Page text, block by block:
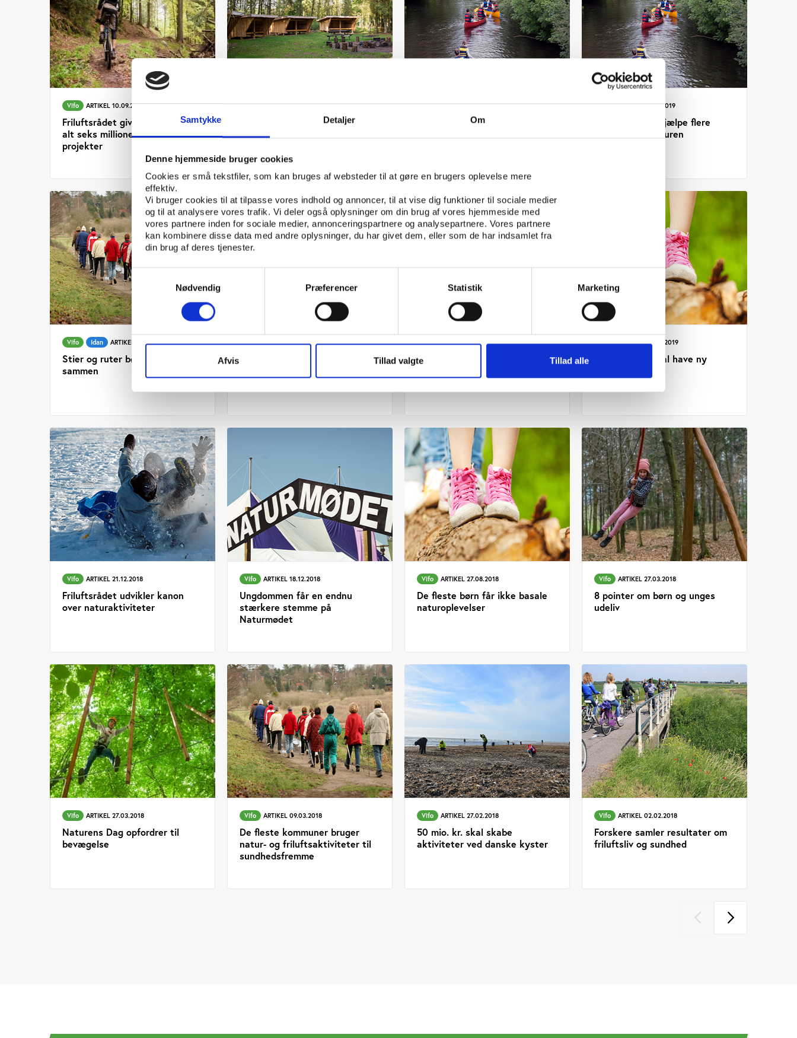
Samtykke Detaljer Om
Denne hjemmeside bruger cookies
Cookies er små tekstfiler, som kan bruges af websteder til at gøre en brugers oplevelse mere
effektiv.
Vi bruger cookies til at tilpasse vores indhold og annoncer, til at vise dig funktioner til sociale medier
og til at analysere vores trafik. Vi deler også oplysninger om din brug af vores hjemmeside med
vores partnere inden for sociale medier, annonceringspartnere og analysepartnere. Vores partnere
kan kombinere disse data med andre oplysninger, du har givet dem, eller som de har indsamlet fra
din brug af deres tjenester.
Samtykkevalg
Nødvendig
Præferencer Statistik Marketing
Afvis Tillad valgte Tillad alle
Vifo ARTIKEL 10.09.2019
Friluftsrådet giver tilskud for i
alt seks millioner kroner til 71
projekter
Vifo ARTIKEL 06.09.2019
Rapport: Moderne sheltere gør
friluftsliv mere tilgængeligt
Vifo ARTIKEL 29.08.2019
Naturen bidrager til
Vifo ARTIKEL 31.07.2019
Projekter skal hjælpe flere
sårbare ud i naturen
Vifo Idan ARTIKEL 12.06.2019
Stier og ruter bør bindes bedre
sammen
Vifo ARTIKEL 24.05.2019
Mange barrierer for at færdes i
Vifo ARTIKEL 01.05.2019
Friluftsrådet har fået ny
Vifo ARTIKEL 04.04.2019
Friluftsrådet skal have ny
Vifo ARTIKEL 21.12.2018
Friluftsrådet udvikler kanon
over naturaktiviteter
Vifo ARTIKEL 18.12.2018
Ungdommen får en endnu
stærkere stemme på
Naturmødet
Vifo ARTIKEL 27.08.2018
De fleste børn får ikke basale
naturoplevelser
Vifo ARTIKEL 27.03.2018
8 pointer om børn og unges
udeliv
Vifo ARTIKEL 27.03.2018
Naturens Dag opfordrer til
bevægelse
Vifo ARTIKEL 09.03.2018
De fleste kommuner bruger
natur- og friluftsaktiviteter til
sundhedsfremme
Vifo ARTIKEL 27.02.2018
50 mio. kr. skal skabe
aktiviteter ved danske kyster
Vifo ARTIKEL 02.02.2018
Forskere samler resultater om
friluftsliv og sundhed